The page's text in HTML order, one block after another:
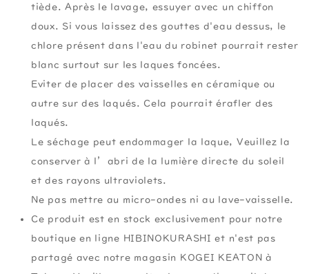
tiède. Après le lavage, essuyer avec un chiffon
doux. Si vous laissez des gouttes d'eau dessus, le
chlore présent dans l'eau du robinet pourrait rester
blanc surtout sur les laques foncées.
Eviter de placer des vaisselles en céramique ou
autre sur des laqués. Cela pourrait érafler des
laqués.
Le séchage peut endommager la laque, Veuillez la
conserver à l’abri de la lumière directe du soleil
et des rayons ultraviolets.
Ne pas mettre au micro-ondes ni au lave-vaisselle.
Ce produit est en stock exclusivement pour notre
boutique en ligne HIBINOKURASHI et n'est pas
partagé avec notre magasin KOGEI KEATON à